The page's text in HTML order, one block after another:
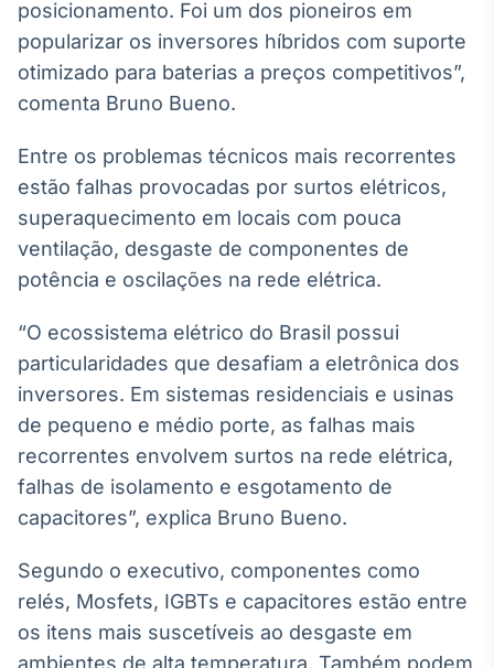
Gestão de
Investimentos
Tokenização
de ativos
Em breve
Crédito
Em breve
posicionamento. Foi um dos pioneiros em
popularizar os inversores híbridos com suporte
otimizado para baterias a preços competitivos”,
comenta Bruno Bueno.
Entre os problemas técnicos mais recorrentes
estão falhas provocadas por surtos elétricos,
superaquecimento em locais com pouca
ventilação, desgaste de componentes de
potência e oscilações na rede elétrica.
“O ecossistema elétrico do Brasil possui
particularidades que desafiam a eletrônica dos
inversores. Em sistemas residenciais e usinas
de pequeno e médio porte, as falhas mais
recorrentes envolvem surtos na rede elétrica,
falhas de isolamento e esgotamento de
capacitores”, explica Bruno Bueno.
Segundo o executivo, componentes como
relés, Mosfets, IGBTs e capacitores estão entre
os itens mais suscetíveis ao desgaste em
ambientes de alta temperatura. Também podem